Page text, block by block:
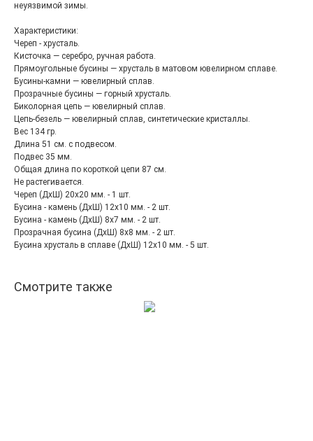
неуязвимой зимы.
Характеристики:
Череп - хрусталь.
Кисточка — серебро, ручная работа.
Прямоугольные бусины — хрусталь в матовом ювелирном сплаве.
Бусины-камни — ювелирный сплав.
Прозрачные бусины — горный хрусталь.
Биколорная цепь — ювелирный сплав.
Цепь-безель — ювелирный сплав, синтетические кристаллы.
Вес 134 гр.
Длина 51 см. с подвесом.
Подвес 35 мм.
Общая длина по короткой цепи 87 см.
Не растегивается.
Череп (ДхШ) 20х20 мм. - 1 шт.
Бусина - камень (ДхШ) 12х10 мм. - 2 шт.
Бусина - камень (ДхШ) 8х7 мм. - 2 шт.
Прозрачная бусина (ДхШ) 8х8 мм. - 2 шт.
Бусина хрусталь в сплаве (ДхШ) 12х10 мм. - 5 шт.
Смотрите также